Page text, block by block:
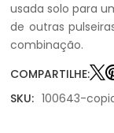
usada solo para
de outras
combinação.
COMPARTILHE:
SKU: 100643-